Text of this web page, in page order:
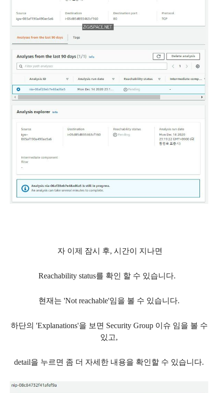
자 이제 잠시 후, 시간이 지나면
Reachability status를 확인 할 수 있습니다.
현재는 'Not reachable'임을 볼 수 있습니다.
하단의 'Explanations'을 보면 Security Group 이슈 임을 볼 수
있고,
detail을 누르면 좀 더 자세한 내용을 확인할 수 있습니다.